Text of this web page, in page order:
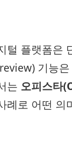
털 플랫폼은
기능
는 오피스타
례로 어떤 의